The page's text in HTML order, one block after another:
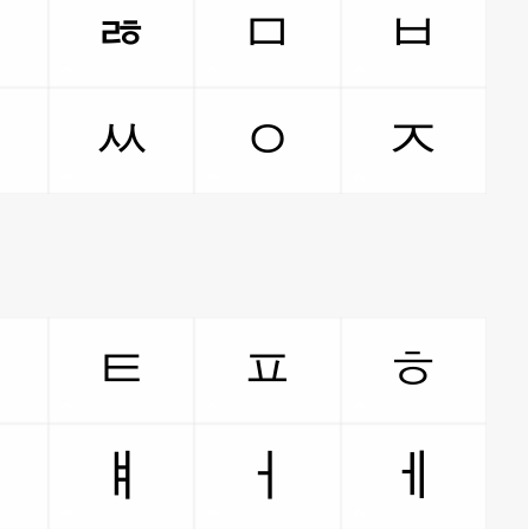
ㅀ ㅁ
ㅂ
ㅆ ㅇ ㅈ
ㅌ ㅍ
ㅎ
ㅒ ㅓ
ㅔ